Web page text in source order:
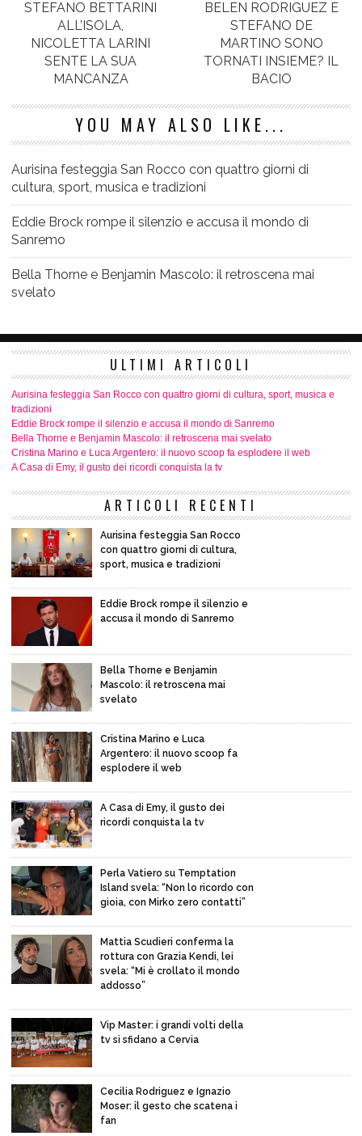
STEFANO BETTARINI
ALL’ISOLA,
NICOLETTA LARINI
SENTE LA SUA
MANCANZA
BELEN RODRIGUEZ E
STEFANO DE
MARTINO SONO
TORNATI INSIEME? IL
BACIO
YOU MAY ALSO LIKE...
Aurisina festeggia San Rocco con quattro giorni di
cultura, sport, musica e tradizioni
Eddie Brock rompe il silenzio e accusa il mondo di
Sanremo
Bella Thorne e Benjamin Mascolo: il retroscena mai
svelato
ULTIMI ARTICOLI
Aurisina festeggia San Rocco con quattro giorni di cultura, sport, musica e
tradizioni
Eddie Brock rompe il silenzio e accusa il mondo di Sanremo
Bella Thorne e Benjamin Mascolo: il retroscena mai svelato
Cristina Marino e Luca Argentero: il nuovo scoop fa esplodere il web
A Casa di Emy, il gusto dei ricordi conquista la tv
ARTICOLI RECENTI
Aurisina festeggia San Rocco
con quattro giorni di cultura,
sport, musica e tradizioni
Eddie Brock rompe il silenzio e
accusa il mondo di Sanremo
Bella Thorne e Benjamin
Mascolo: il retroscena mai
svelato
Cristina Marino e Luca
Argentero: il nuovo scoop fa
esplodere il web
A Casa di Emy, il gusto dei
ricordi conquista la tv
Perla Vatiero su Temptation
Island svela: “Non lo ricordo con
gioia, con Mirko zero contatti”
Mattia Scudieri conferma la
rottura con Grazia Kendi, lei
svela: “Mi è crollato il mondo
addosso”
Vip Master: i grandi volti della
tv si sfidano a Cervia
Cecilia Rodriguez e Ignazio
Moser: il gesto che scatena i
fan